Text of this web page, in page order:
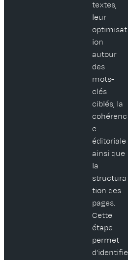
textes,
leur
optimisat
ion
autour
des
mots-
clés
ciblés, la
cohérenc
e
éditoriale
ainsi que
la
structura
tion des
pages.
Cette
étape
permet
d’identifie